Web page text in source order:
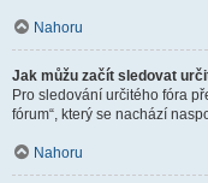
Nahoru
Jak můžu začít sledovat
Pro sledování určitého fóra
fórum“, který se nachází
Nahoru